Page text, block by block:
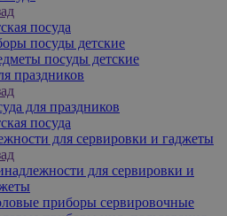
посуда
посуды детские
посуды детские
праздников
для праздников
посуда
для сервировки и гаджеты
для сервировки и
приборы сервировочные